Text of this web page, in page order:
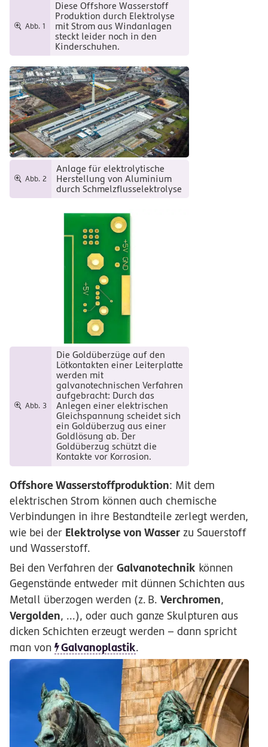
Abb. 1
Diese Offshore Wasserstoff
Produktion durch Elektrolyse
mit Strom aus Windanlagen
steckt leider noch in den
Kinderschuhen.
Abb. 2
Anlage für elektrolytische
Herstellung von Aluminium
durch Schmelzflusselektrolyse
Abb. 3
Die Goldüberzüge auf den
Lötkontakten einer Leiterplatte
werden mit
galvanotechnischen Verfahren
aufgebracht: Durch das
Anlegen einer elektrischen
Gleichspannung scheidet sich
ein Goldüberzug aus einer
Goldlösung ab. Der
Goldüberzug schützt die
Kontakte vor Korrosion.
Offshore Wasserstoffproduktion: Mit dem
elektrischen Strom können auch chemische
Verbindungen in ihre Bestandteile zerlegt werden,
wie bei der Elektrolyse von Wasser zu Sauerstoff
und Wasserstoff.
Bei den Verfahren der Galvanotechnik können
Gegenstände entweder mit dünnen Schichten aus
Metall überzogen werden (z. B. Verchromen,
Vergolden, ...), oder auch ganze Skulpturen aus
dicken Schichten erzeugt werden – dann spricht
man von
Galvanoplastik.